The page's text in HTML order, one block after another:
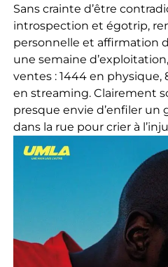
Sans crainte d’être
introspection et égotrip,
personnelle et affirmation
une semaine
ventes : 1444 en physique,
en streaming. Clairement
presque envie d’enfiler un
dans la rue pour crier à